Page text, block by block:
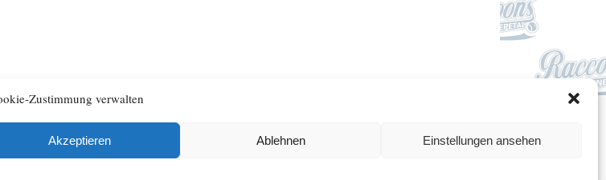
Zustimmung verwalten
Akzeptieren Ablehnen Einstellungen ansehen
Artikel
Impressum